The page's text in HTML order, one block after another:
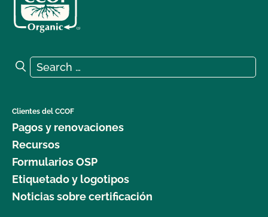
Search for:
Search
Clientes del CCOF
Pagos y renovaciones
Recursos
Formularios OSP
Etiquetado y logotipos
Noticias sobre certificación